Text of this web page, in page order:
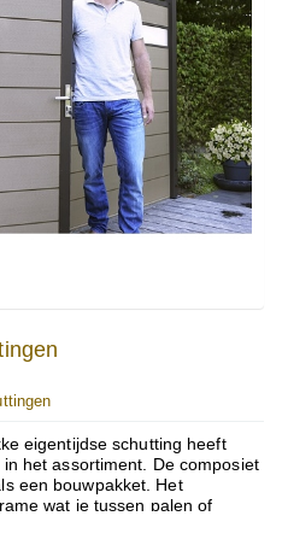
eigentijdse schutting heeft
het assortiment. De composiet
een bouwpakket. Het
wat je tussen palen of